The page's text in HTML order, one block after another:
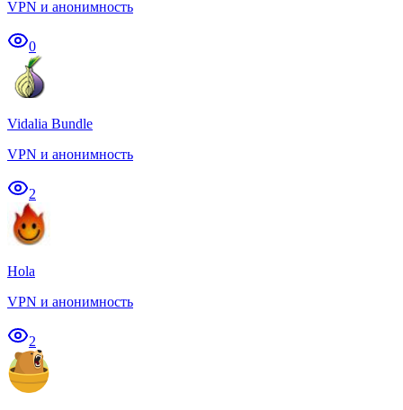
VPN и анонимность
0
Vidalia Bundle
VPN и анонимность
2
Hola
VPN и анонимность
2